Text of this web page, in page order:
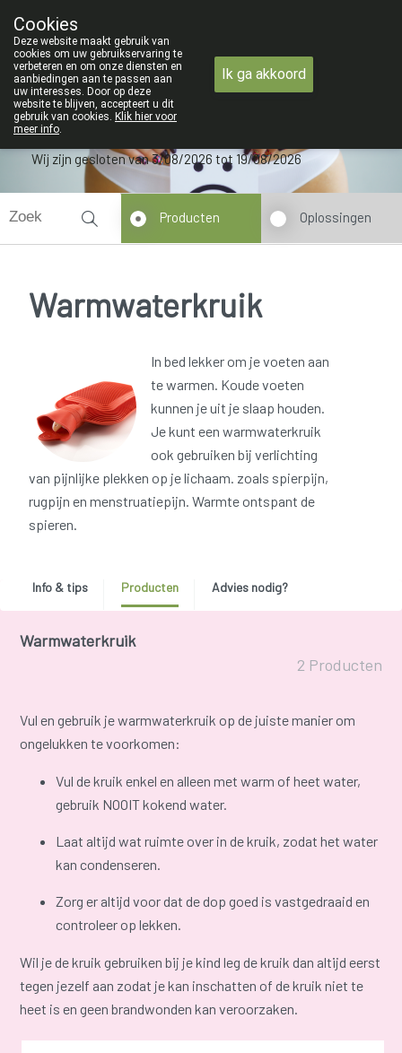
09 228 32 36
Wij zijn gesloten van 3/08/2026 tot 19/08/2026
Producten Oplossingen
Warmwaterkruik
In bed lekker om je voeten aan
te warmen. Koude voeten
kunnen je uit je slaap houden.
Je kunt een warmwaterkruik
ook gebruiken bij verlichting
van pijnlijke plekken op je lichaam. zoals spierpijn,
rugpijn en menstruatiepijn. Warmte ontspant de
spieren.
Info & tips Producten Advies nodig?
Warmwaterkruik
2 Producten
Vul en gebruik je warmwaterkruik op de juiste manier om
ongelukken te voorkomen:
Vul de kruik enkel en alleen met warm of heet water,
gebruik NOOIT kokend water.
Laat altijd wat ruimte over in de kruik, zodat het water
kan condenseren.
Zorg er altijd voor dat de dop goed is vastgedraaid en
controleer op lekken.
Wil je de kruik gebruiken bij je kind leg de kruik dan altijd eerst
tegen jezelf aan zodat je kan inschatten of de kruik niet te
heet is en geen brandwonden kan veroorzaken.
Cookies
Deze website maakt gebruik van
cookies om uw gebruikservaring te
verbeteren en om onze diensten en
aanbiedingen aan te passen aan
uw interesses. Door op deze
website te blijven, accepteert u dit
gebruik van cookies. Klik hier voor
meer info.
Ik ga akkoord